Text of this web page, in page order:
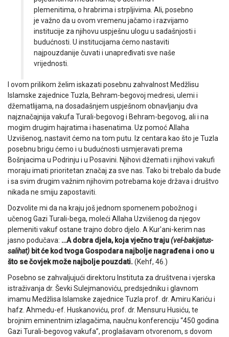
plemenitima, o hrabrima i strpljivima. Ali, posebno
je važno da u ovom vremenu jačamo i razvijamo
institucije za njihovu uspješnu ulogu u sadašnjosti i
budućnosti. U institucijama ćemo nastaviti
najpouzdanije čuvati i unapređivati sve naše
vrijednosti.
I ovom prilikom želim iskazati posebnu zahvalnost Medžlisu
Islamske zajednice Tuzla, Behram-begovoj medresi, ulemi i
džematlijama, na dosadašnjem uspješnom obnavljanju dva
najznačajnija vakufa Turali-begovog i Behram-begovog, ali i na
mogim drugim hajratima i hasenatima. Uz pomoć Allaha
Uzvišenog, nastavit ćemo na tom putu. Iz centara kao što je Tuzla
posebnu brigu ćemo i u budućnosti usmjeravati prema
Bošnjacima u Podrinju i u Posavini. Njihovi džemati i njihovi vakufi
moraju imati prioritetan značaj za sve nas. Tako bi trebalo da bude
i sa svim drugim važnim njihovim potrebama koje država i društvo
nikada ne smiju zapostaviti.
Dozvolite mi da na kraju još jednom spomenem pobožnog i
učenog Gazi Turali-bega, moleći Allaha Uzvišenog da njegov
plemeniti vakuf ostane trajno dobro djelo. A Kur'ani-kerim nas
jasno podučava: …A dobra djela, koja vječno traju(vel-bakijatus-
salihat) bit će kod tvoga Gospodara najbolje nagrađena i ono u
što se čovjek može najbolje pouzdati. (Kehf, 46.)
Posebno se zahvaljujući direktoru Instituta za društvena i vjerska
istraživanja dr. Ševki Sulejmanoviću, predsjedniku i glavnom
imamu Medžlisa Islamske zajednice Tuzla prof. dr. Amiru Kariću i
hafz. Ahmedu-ef. Huskanoviću, prof. dr. Mensuru Husiću, te
brojnim eminentnim izlagačima, naučnu konferenciju “450 godina
Gazi Turali-begovog vakufa”, proglašavam otvorenom, s dovom